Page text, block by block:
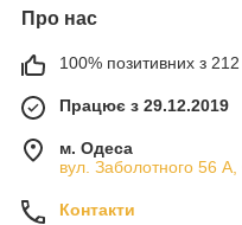
Про нас
100% позитивних з 212
Працює з 29.12.2019
м. Одеса
вул. Заболотного 56
Контакти